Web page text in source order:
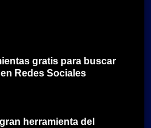
gratis para buscar
Redes Sociales
herramienta del